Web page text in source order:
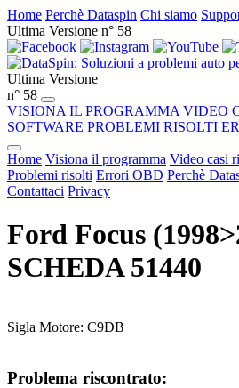
Home Perchè Dataspin Chi siamo
Ultima Versione n° 58
Ultima Versione
n° 58
VISIONA IL PROGRAMMA VIDEO
SOFTWARE PROBLEMI RISOLTI
Home Visiona il programma Video casi
Problemi risolti Errori OBD Perchè
Contattaci Privacy
Ford Focus
SCHEDA 51440
Sigla Motore: C9DB
Problema riscontrato: